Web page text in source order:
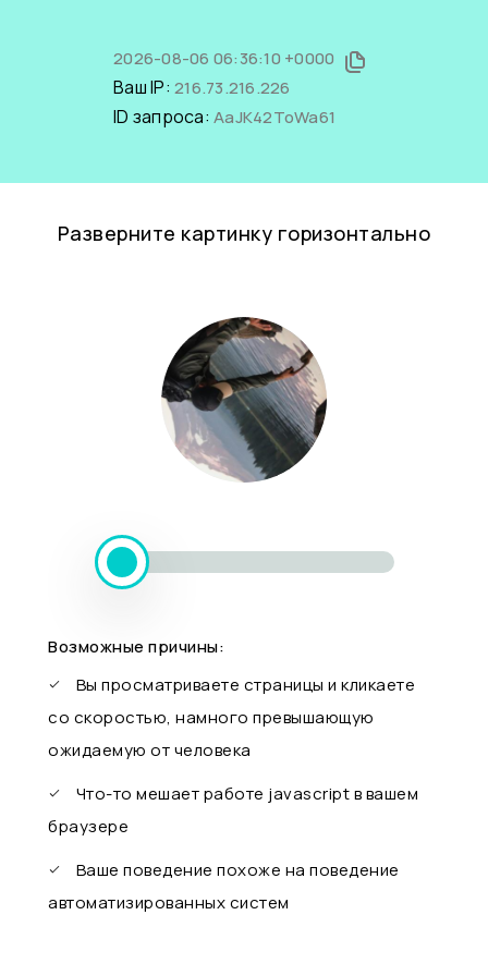
2026-08-06 06:36:10 +0000
Ваш IP: 216.73.216.226
ID запроса: AaJK42ToWa61
Разверните картинку горизонтально
Возможные причины:
Вы просматриваете страницы и кликаете
со скоростью, намного превышающую
ожидаемую от человека
Что-то мешает работе javascript в вашем
браузере
Ваше поведение похоже на поведение
автоматизированных систем